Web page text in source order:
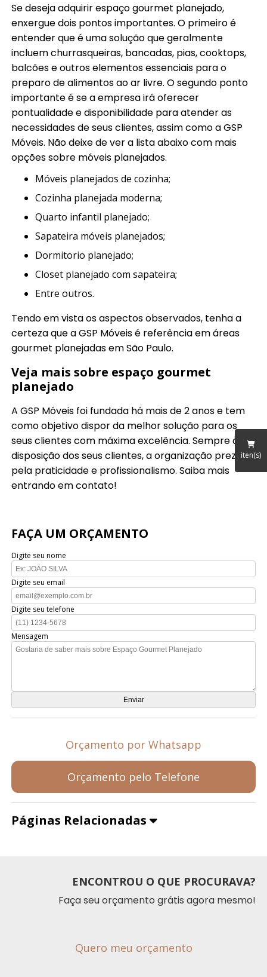
iten(s)
Se deseja adquirir espaço gourmet planejado,
enxergue dois pontos importantes. O primeiro é
entender que é uma solução que geralmente
incluem churrasqueiras, bancadas, pias, cooktops,
balcões e outros elementos essenciais para o
preparo de alimentos ao ar livre. O segundo ponto
importante é se a empresa irá oferecer
pontualidade e disponibilidade para atender as
necessidades de seus clientes, assim como a GSP
Móveis. Não deixe de ver a lista abaixo com mais
opções sobre móveis planejados.
móveis planejados de cozinha;
cozinha planejada moderna;
quarto infantil planejado;
sapateira móveis planejados;
dormitorio planejado;
closet planejado com sapateira;
entre outros.
Tendo em vista os aspectos observados, tenha a
certeza que a GSP Móveis é referência em áreas
gourmet planejadas em São Paulo.
Veja mais sobre espaço gourmet
planejado
A GSP Móveis foi fundada há mais de 2 anos e tem
como objetivo dispor da melhor solução para os
seus clientes com máxima excelência. Sempre à
disposição dos seus clientes, a organização preza
pela praticidade e profissionalismo. Saiba mais
entrando em contato!
FAÇA UM ORÇAMENTO
Digite seu nome
Digite seu email
Digite seu telefone
Mensagem
Orçamento por Whatsapp
Orçamento pelo Telefone
Páginas Relacionadas
ENCONTROU O QUE PROCURAVA?
Faça seu orçamento grátis agora mesmo!
Quero meu orçamento